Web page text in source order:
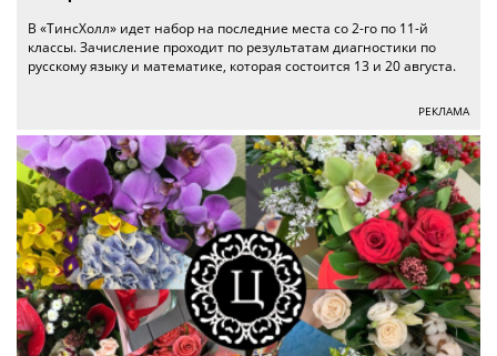
В «ТинсХолл» идет набор на последние места со 2-го по 11-й
классы. Зачисление проходит по результатам диагностики по
русскому языку и математике, которая состоится 13 и 20 августа.
РЕКЛАМА